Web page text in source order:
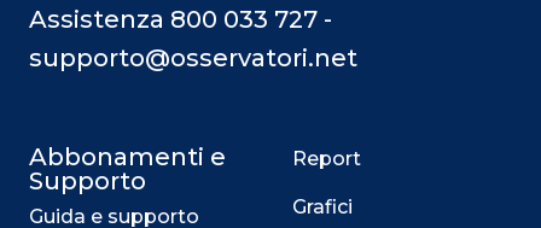
Assistenza 800 033 727 -
supporto@osservatori.net
Abbonamenti e
Supporto
Guida e supporto
Report
Grafici